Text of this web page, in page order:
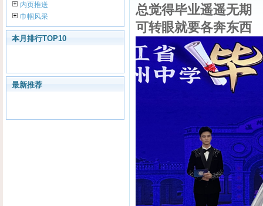
总觉得毕业遥遥无期
可转眼就要各奔东西
内页推送
巾帼风采
本月排行TOP10
最新推荐